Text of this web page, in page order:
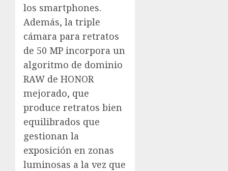
los smartphones.
Además, la triple
cámara para retratos
de 50 MP incorpora un
algoritmo de dominio
RAW de HONOR
mejorado, que
produce retratos bien
equilibrados que
gestionan la
exposición en zonas
luminosas a la vez que